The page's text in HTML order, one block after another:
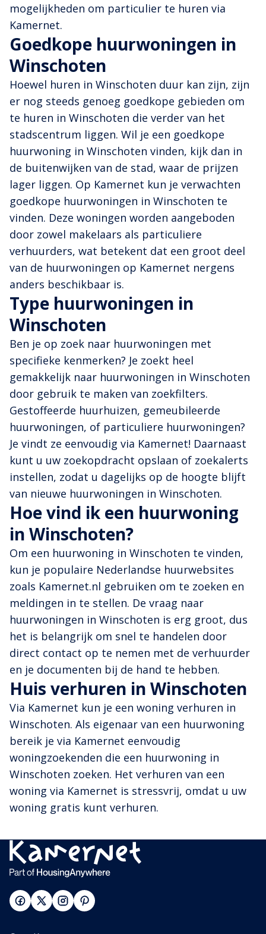
mogelijkheden om particulier te huren via
Kamernet.
Goedkope huurwoningen in
Winschoten
Hoewel huren in Winschoten duur kan zijn, zijn
er nog steeds genoeg goedkope gebieden om
te huren in Winschoten die verder van het
stadscentrum liggen. Wil je een goedkope
huurwoning in Winschoten vinden, kijk dan in
de buitenwijken van de stad, waar de prijzen
lager liggen. Op Kamernet kun je verwachten
goedkope huurwoningen in Winschoten te
vinden. Deze woningen worden aangeboden
door zowel makelaars als particuliere
verhuurders, wat betekent dat een groot deel
van de huurwoningen op Kamernet nergens
anders beschikbaar is.
Type huurwoningen in
Winschoten
Ben je op zoek naar huurwoningen met
specifieke kenmerken? Je zoekt heel
gemakkelijk naar huurwoningen in Winschoten
door gebruik te maken van zoekfilters.
Gestoffeerde huurhuizen, gemeubileerde
huurwoningen, of particuliere huurwoningen?
Je vindt ze eenvoudig via Kamernet! Daarnaast
kunt u uw zoekopdracht opslaan of zoekalerts
instellen, zodat u dagelijks op de hoogte blijft
van nieuwe huurwoningen in Winschoten.
Hoe vind ik een huurwoning
in Winschoten?
Om een huurwoning in Winschoten te vinden,
kun je populaire Nederlandse huurwebsites
zoals Kamernet.nl gebruiken om te zoeken en
meldingen in te stellen. De vraag naar
huurwoningen in Winschoten is erg groot, dus
het is belangrijk om snel te handelen door
direct contact op te nemen met de verhuurder
en je documenten bij de hand te hebben.
Huis verhuren in Winschoten
Via Kamernet kun je een woning verhuren in
Winschoten. Als eigenaar van een huurwoning
bereik je via Kamernet eenvoudig
woningzoekenden die een huurwoning in
Winschoten zoeken. Het verhuren van een
woning via Kamernet is stressvrij, omdat u uw
woning gratis kunt verhuren.